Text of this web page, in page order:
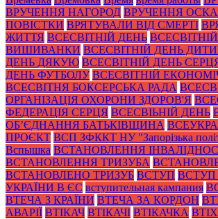
ВРУЧЕННЯ НАГОРОД ВРУЧЕННЯ
ПОВІСТКИ ВРЯТУВАЛИ ВІД СМЕРТІ
ЖИТТЯ ВСЕСВІТНІЙ ДЕНЬ
ВИШИВАНКИ ВСЕСВІТНІЙ ДЕНЬ
ДЕНЬ ДЯКУЮ ВСЕСВІТНІЙ ДЕНЬ
ДЕНЬ ФУТБОЛУ ВСЕСВІТНІЙ
ВСЕСВІТНЯ БОКСЕРСЬКА РАДА
ОРГАНІЗАЦІЯ ОХОРОНИ ЗДОРОВ'Я
ФЕДЕРАЦІЯ СЕРЦЯ ВСЕСВІЬНІЙ ДЕНЬ
ОБ’ЄДНАННЯ БАТЬКІВЩИНА
ПРОЄКТ ВСП ЗФККТ НУ "Запорізька
Вспышка ВСТАНОВЛЕННЯ
ВСТАНОВЛЕННЯ ТРИЗУБА
ВСТАНОВЛЕНО ТРИЗУБ ВСТУП ВСТУП
УКРАЇНИ В ЄС вступительная кампания
ВТЕЧА З КРАЇНИ ВТЕЧА ЗА КОРДОН
АВАРІЇ ВТІКАЧ ВТІКАЧІ ВТІКАЧКА